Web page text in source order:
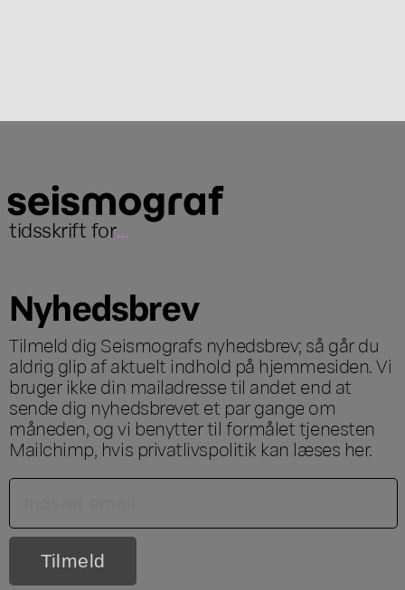
tidsskrift for...
Nyhedsbrev
Tilmeld dig Seismografs nyhedsbrev; så går du
aldrig glip af aktuelt indhold på hjemmesiden. Vi
bruger ikke din mailadresse til andet end at
sende dig nyhedsbrevet et par gange om
måneden, og vi benytter til formålet tjenesten
Mailchimp, hvis privatlivspolitik kan læses her.